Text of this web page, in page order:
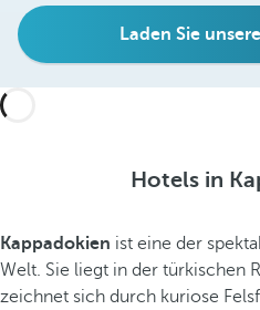
Laden Sie
Hotels in
Kappadokien ist eine der
Welt. Sie liegt in der türkischen
zeichnet sich durch kuriose